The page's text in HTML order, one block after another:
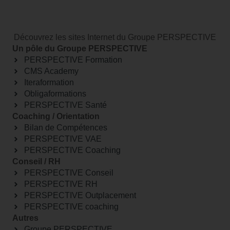
Découvrez les sites Internet du Groupe PERSPECTIVE
Un pôle du Groupe PERSPECTIVE
PERSPECTIVE Formation
CMS Academy
Iteraformation
Obligaformations
PERSPECTIVE Santé
Coaching / Orientation
Bilan de Compétences
PERSPECTIVE VAE
PERSPECTIVE Coaching
Conseil / RH
PERSPECTIVE Conseil
PERSPECTIVE RH
PERSPECTIVE Outplacement
PERSPECTIVE coaching
Autres